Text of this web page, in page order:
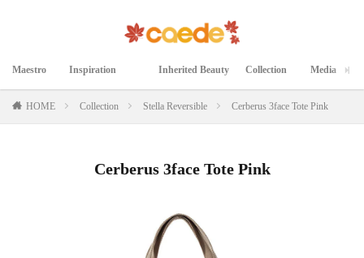
Maestro
マエストロ
Inspiration
インスピレーション
Inherited Beauty
継承された美
Collection
コレクション
Media
メディア掲載
HOME Collection Stella Reversible Cerberus 3face Tote Pink
Cerberus 3face Tote Pink